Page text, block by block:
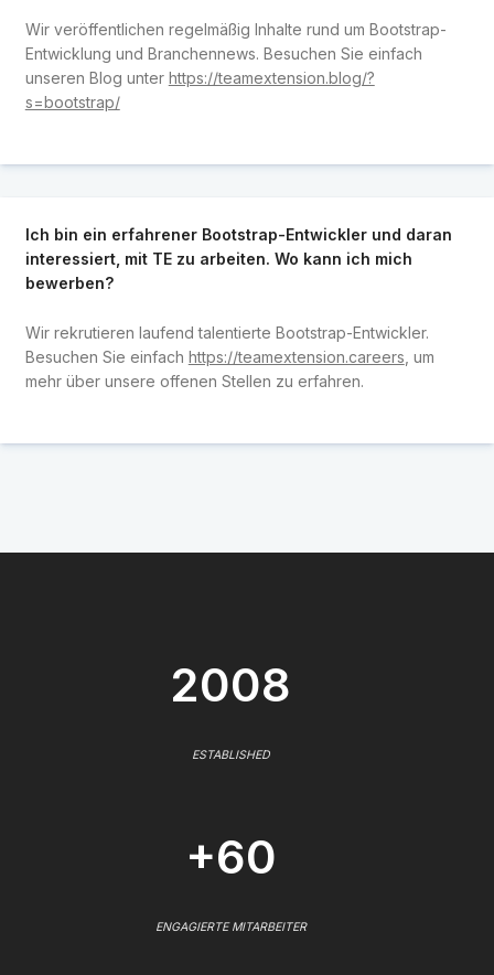
Wir veröffentlichen regelmäßig Inhalte rund um Bootstrap-
Entwicklung und Branchennews. Besuchen Sie einfach
unseren Blog unter https://teamextension.blog/?
s=bootstrap/
Ich bin ein erfahrener Bootstrap-Entwickler und daran
interessiert, mit TE zu arbeiten. Wo kann ich mich
bewerben?
Wir rekrutieren laufend talentierte Bootstrap-Entwickler.
Besuchen Sie einfach https://teamextension.careers , um
mehr über unsere offenen Stellen zu erfahren.
2008
ESTABLISHED
+60
ENGAGIERTE MITARBEITER